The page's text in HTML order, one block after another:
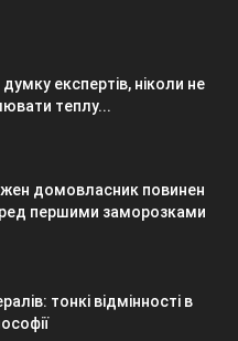
експертів, ніколи не
теплу...
домовласник повинен
першими заморозками
тонкі відмінності в